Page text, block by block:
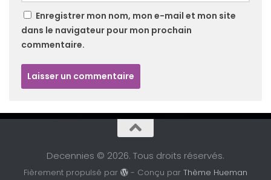
Enregistrer mon nom, mon e-mail et mon site
dans le navigateur pour mon prochain
commentaire.
Decennies © 2026. Tous droits réservés.
Fièrement propulsé par - Conçu parThème Hueman